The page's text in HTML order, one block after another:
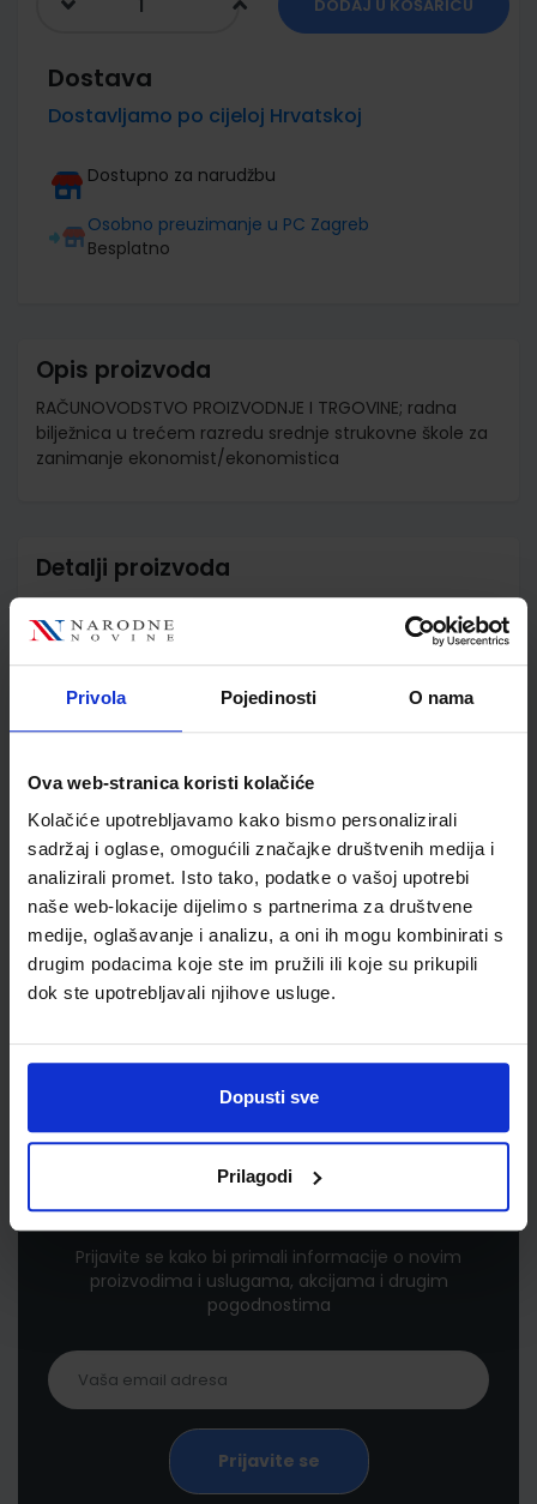
Privola Pojedinosti O nama
Ova web-stranica koristi kolačiće
Kolačiće upotrebljavamo kako bismo personalizirali
sadržaj i oglase, omogućili značajke društvenih medija i
analizirali promet. Isto tako, podatke o vašoj upotrebi
naše web-lokacije dijelimo s partnerima za društvene
medije, oglašavanje i analizu, a oni ih mogu kombinirati s
drugim podacima koje ste im pružili ili koje su prikupili
dok ste upotrebljavali njihove usluge.
Dopusti sve
Prilagodi
DODAJ U KOŠARICU
Dostava
Dostavljamo po cijeloj Hrvatskoj
Dostupno za narudžbu
Osobno preuzimanje u PC Zagreb
Besplatno
Opis proizvoda
RAČUNOVODSTVO PROIZVODNJE I TRGOVINE; radna
bilježnica u trećem razredu srednje strukovne škole za
zanimanje ekonomist/ekonomistica
Detalji proizvoda
Jedinična mjera
Nakladnik
ŠKOLSKA KNJIGA d.d.
Autor
Branka Marić Ljerka
Vrsta školske knjige
RADNA BILJEŽNICA
Vrsta škole
3 STRUKOVNA
Nastavni predmet
EKONOMSKE ŠKOLE
Reg br min
Newsletter prijava
Prijavite se kako bi primali informacije o novim
proizvodima i uslugama, akcijama i drugim
pogodnostima